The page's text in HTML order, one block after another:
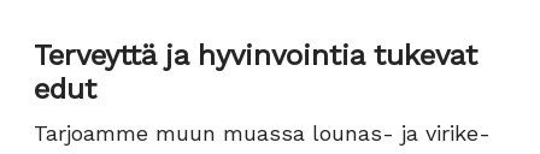
Terveyttä ja hyvinvointia tukevat
edut
Tarjoamme muun muassa lounas- ja virike-